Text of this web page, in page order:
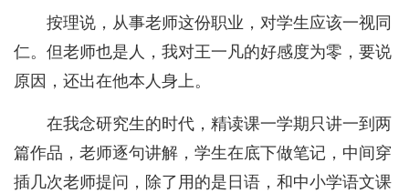
按理说，从事老师这份职业，对学生应该一视同
仁。但老师也是人，我对王一凡的好感度为零，要说
原因，还出在他本人身上。
在我念研究生的时代，精读课一学期只讲一到两
篇作品，老师逐句讲解，学生在底下做笔记，中间穿
插几次老师提问，除了用的是日语，和中小学语文课